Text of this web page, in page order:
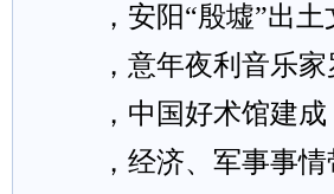
，安阳“殷墟”出土
，意年夜利音乐家
，中国好术馆建成
，经济、军事事情